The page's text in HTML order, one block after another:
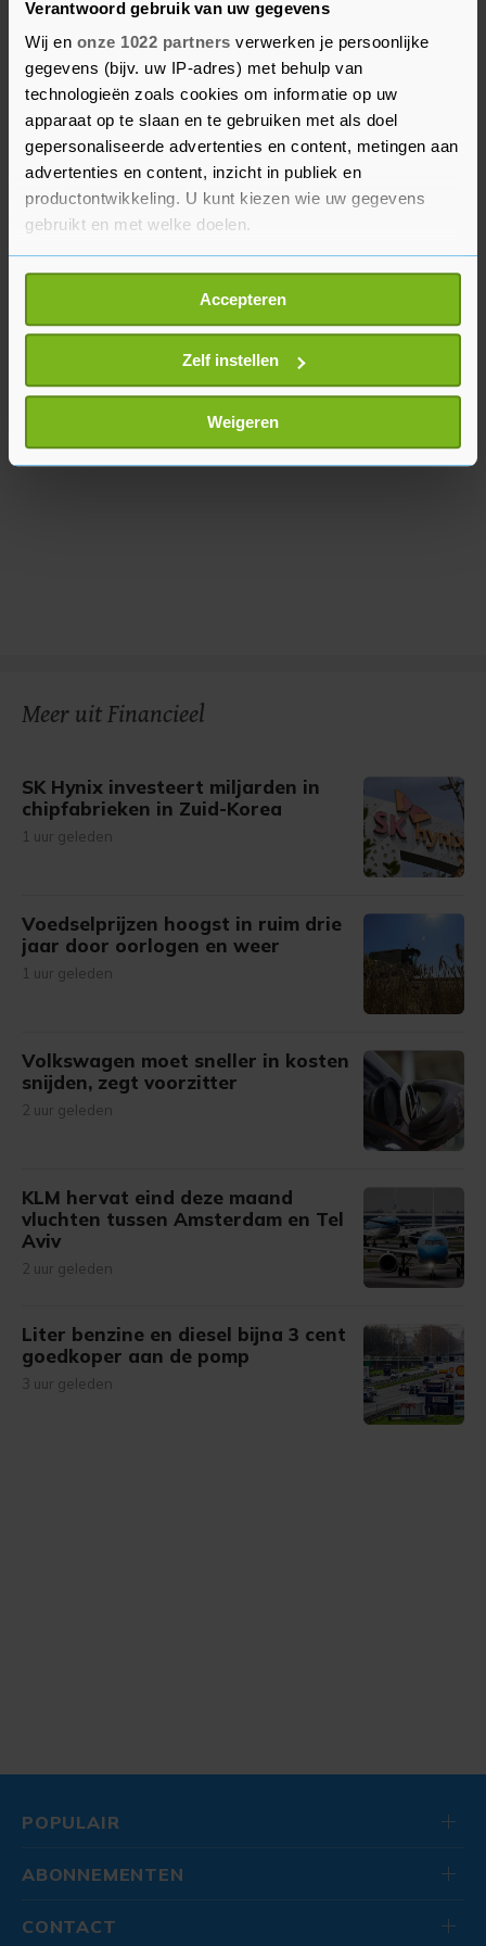
Verantwoord gebruik van uw gegevens
Wij en onze 1022 partners verwerken je persoonlijke
gegevens (bijv. uw IP-adres) met behulp van
technologieën zoals cookies om informatie op uw
apparaat op te slaan en te gebruiken met als doel
gepersonaliseerde advertenties en content, metingen aan
advertenties en content, inzicht in publiek en
productontwikkeling. U kunt kiezen wie uw gegevens
gebruikt en met welke doelen.
Als u het toestaat, willen we ook graag:
Informatie verzamelen over uw geografische
locatie, die tot een paar meter nauwkeurig kan zijn
Uw apparaat identificeren door het actief te
scannen op specifieke eigenschappen (fingerprinting)
Lees meer over hoe uw persoonlijke gegevens worden
verwerkt en stel uw voorkeuren in het
U kunt uw toestemming op elk moment wijzigen of
Accepteren
Zelf instellen
Weigeren
op 69 punten, dezelfde score als in juni.
Daarmee zijn beleggers dus pessimistischer dan
aan het begin van de coronacrisis. Alleen in
februari van dit jaar was het vertrouwen met 68
punten nog een klein beetje lager. Iedere stand
boven de honderd wijst op optimisme, onder de
honderd juist op pessimisme.
Meer uit Financieel
SK Hynix investeert miljarden in
chipfabrieken in Zuid-Korea
1 uur geleden
Voedselprijzen hoogst in ruim drie
jaar door oorlogen en weer
1 uur geleden
Volkswagen moet sneller in kosten
snijden, zegt voorzitter
2 uur geleden
KLM hervat eind deze maand
vluchten tussen Amsterdam en Tel
Aviv
2 uur geleden
Liter benzine en diesel bijna 3 cent
goedkoper aan de pomp
3 uur geleden
POPULAIR
ABONNEMENTEN
CONTACT